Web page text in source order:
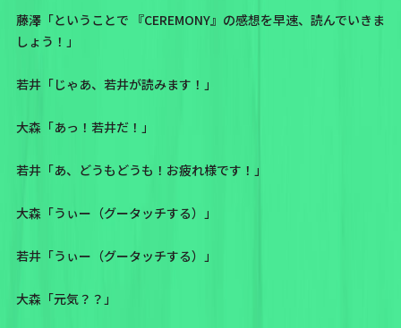
藤澤「ということで 『CEREMONY』の感想を早速、読んでいきま
しょう！」
若井「じゃあ、若井が読みます！」
大森「あっ！若井だ！」
若井「あ、どうもどうも！お疲れ様です！」
大森「うぃー（グータッチする）」
若井「うぃー（グータッチする）」
大森「元気？？」